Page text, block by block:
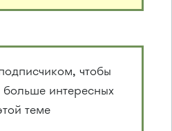
чтобы
интересных
теме